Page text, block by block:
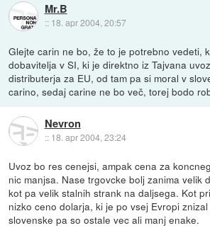
Mr.B
:: 18. apr 2004, 20:57
Glejte carin ne bo, že to je potrebno vedeti,
dobavitelja v SI, ki je direktno iz Tajvana
distributerja za EU, od tam pa si moral v
carino, sedaj carine ne bo več, torej bodo
Nevron
:: 18. apr 2004, 23:24
Uvoz bo res cenejsi, ampak cena za
nic manjsa. Nase trgovcke bolj zanima velik
kot pa velik stalnih strank na daljsega. Kot
nizko ceno dolarja, ki je po vsej Evropi
slovenske pa so ostale vec ali manj enake.